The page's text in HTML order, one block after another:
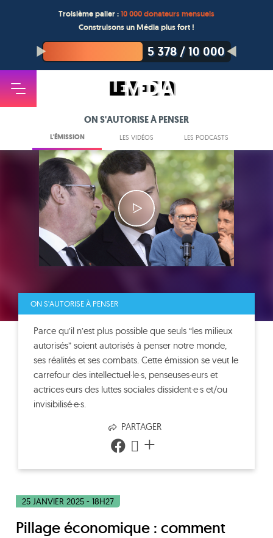
Troisième palier :10 000 donateurs mensuels
Construisons un Média plus fort !
5 378/10 000
ON S'AUTORISE À PENSER
L'ÉMISSION LES VIDÉOS LES PODCASTS
ON S'AUTORISE À PENSER
Parce qu’il n’est plus possible que seuls “les milieux
autorisés” soient autorisés à penser notre monde,
ses réalités et ses combats. Cette émission se veut le
carrefour des intellectuel·le·s, penseuses·eurs et
actrices·eurs des luttes sociales dissident·e·s et/ou
invisibilisé·e·s.
PARTAGER
+
25 JANVIER 2025 - 18H27
Pillage économique : comment